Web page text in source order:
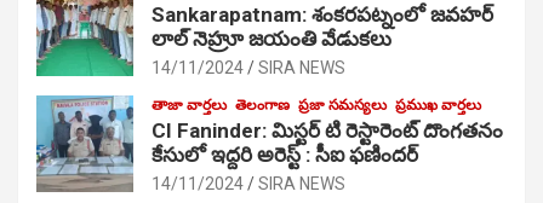
Sankarapatnam: శంకరపట్నంలో జవహర్
లాల్ నెహ్రూ జయంతి వేడుకలు
14/11/2024 SIRA NEWS
తాజా వార్తలు తెలంగాణ ప్రజా సమస్యలు ప్రముఖ వార్తలు
CI Faninder: మిస్టర్ టి రెస్టారెంట్ దొంగతనం
కేసులో ఇద్దరి అరెస్ట్ : సీఐ ఫణిందర్
14/11/2024 SIRA NEWS